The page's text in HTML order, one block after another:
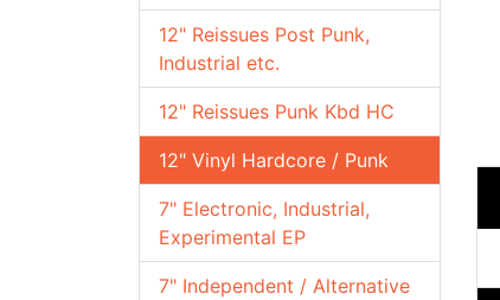
12" Reissues Post Punk,
Industrial etc.
12" Reissues Punk Kbd HC
12" Vinyl Hardcore / Punk
7" Electronic, Industrial,
Experimental EP
7" Independent / Alternative